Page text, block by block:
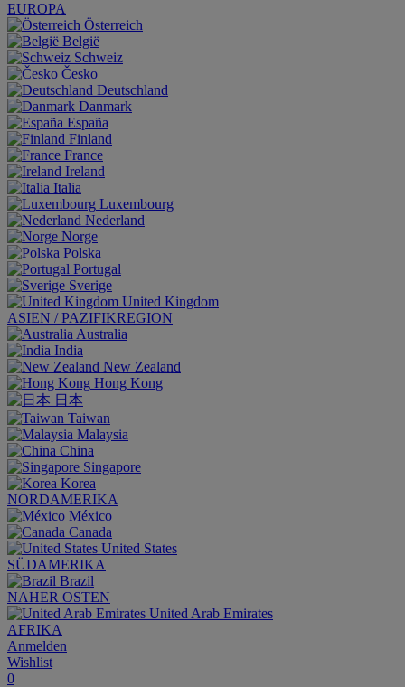
EUROPA
Österreich
België
Schweiz
Česko
Deutschland
Danmark
España
Finland
France
Ireland
Italia
Luxembourg
Nederland
Norge
Polska
Portugal
Sverige
United Kingdom
ASIEN / PAZIFIKREGION
Australia
India
New Zealand
Hong Kong
日本
Taiwan
Malaysia
China
Singapore
Korea
NORDAMERIKA
México
Canada
United States
SÜDAMERIKA
Brazil
NAHER OSTEN
United Arab Emirates
AFRIKA
Anmelden
Wishlist
0